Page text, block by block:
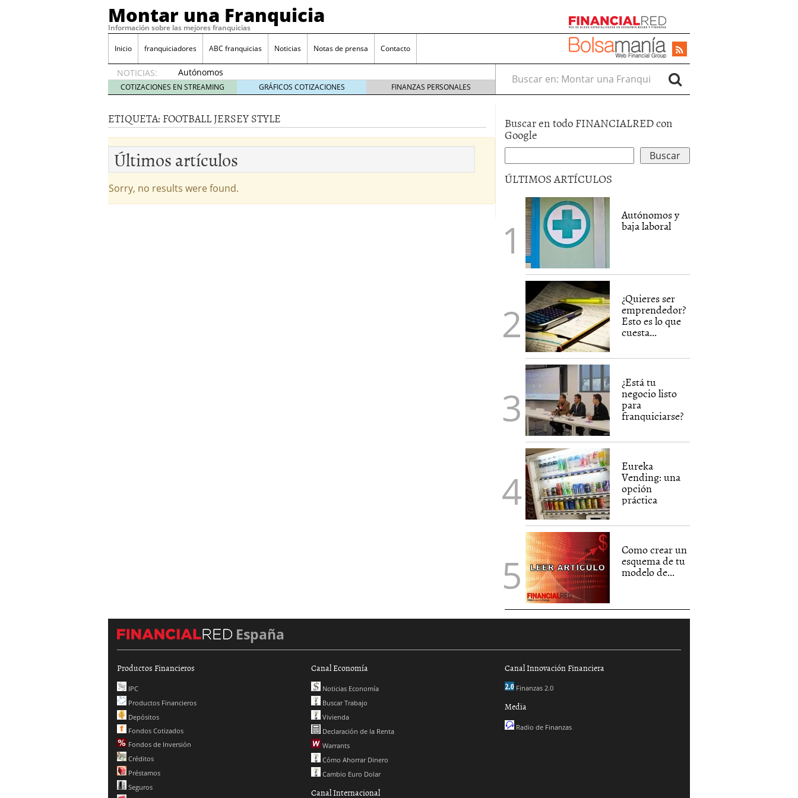
Montar una Franquicia
Información sobre las mejores franquicias
Inicio franquiciadores ABC franquicias Noticias Notas de prensa Contacto
NOTICIAS:
Autónomos
y baja
laboral
2014
¿Quieres ser emprendedor? Esto es lo que cuesta y las ayudas que puedes
tener 4 julio 2014
¿Está tu negocio listo para franquiciarse?
Eureka Vending: una opción práctica
COTIZACIONES EN STREAMING GRÁFICOS COTIZACIONES FINANZAS PERSONALES
Buscar en:
ETIQUETA: FOOTBALL JERSEY STYLE
Últimos artículos
Sorry, no results were found.
Buscar en todo FINANCIALRED con
Google
ÚLTIMOS ARTÍCULOS
Autónomos y
baja laboral
¿Quieres ser
emprendedor?
Esto es lo que
cuesta...
¿Está tu
negocio listo
para
franquiciarse?
Eureka
Vending: una
opción
práctica
Como crear un
esquema de tu
modelo de...
España
Productos Financieros
IPC
Productos Financieros
Depósitos
Fondos Cotizados
Fondos de Inversión
Créditos
Préstamos
Seguros
Canal Economía
Noticias Economía
Buscar Trabajo
Vivienda
Declaración de la Renta
Warrants
Cómo Ahorrar Dinero
Cambio Euro Dolar
Canal Internacional
Canal Innovación Financiera
Finanzas 2.0
Media
Radio de Finanzas